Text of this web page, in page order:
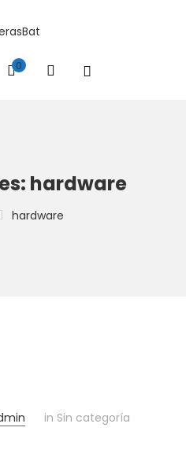
0
hardware
hardware
in Sin categoría